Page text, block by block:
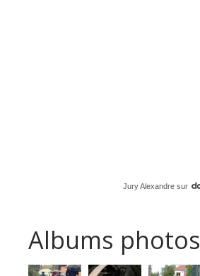
Jury Alexandresur
Albums photos